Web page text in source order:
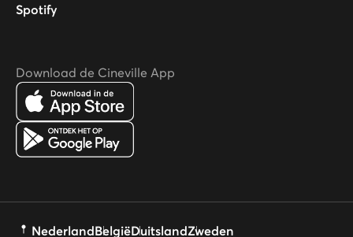
Spotify
Download de Cineville App
NederlandBelgiëDuitslandZweden